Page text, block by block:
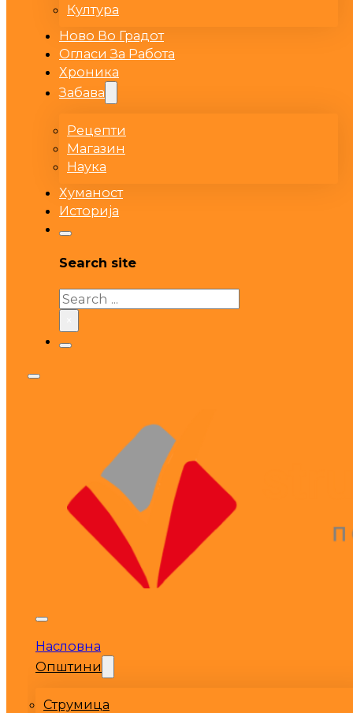
Култура
Ново Во Градот
Огласи За Работа
Хроника
Забава
Рецепти
Магазин
Наука
Хуманост
Историја
Search site
Search
Насловна
Општини
Струмица